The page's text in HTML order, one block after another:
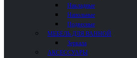
Накладные
Напольные
Подвесные
МЕБЕЛЬ ДЛЯ ВАННОЙ
Зеркала
АКСЕССУАРЫ